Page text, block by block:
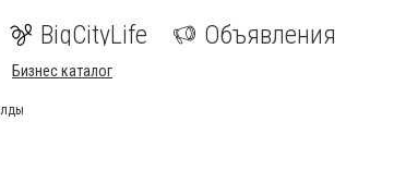
BigCityLife Объявления
Бизнес каталог